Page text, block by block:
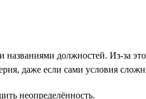
должностей. Из-за
даже если сами условия
неопределённость.